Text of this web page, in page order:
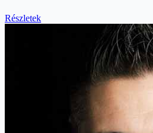
Részletek